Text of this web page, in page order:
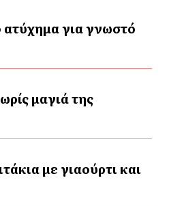
ατύχημα για γνωστό
μαγιά της
με γιαούρτι και